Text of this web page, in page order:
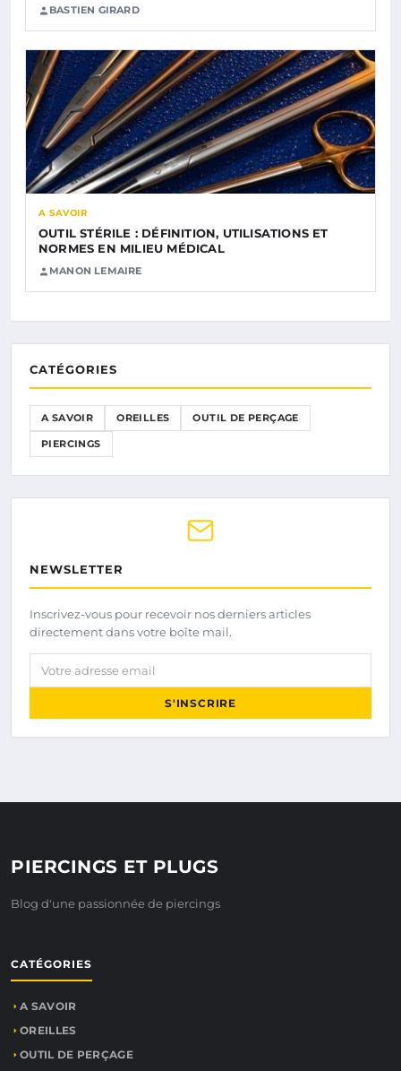
BASTIEN GIRARD
A SAVOIR
OUTIL STÉRILE : DÉFINITION, UTILISATIONS ET
NORMES EN MILIEU MÉDICAL
MANON LEMAIRE
CATÉGORIES
A SAVOIR OREILLES OUTIL DE PERÇAGE
PIERCINGS
NEWSLETTER
Inscrivez-vous pour recevoir nos derniers articles
directement dans votre boîte mail.
Votre adresse email
S'INSCRIRE
PIERCINGS ET PLUGS
Blog d'une passionnée de piercings
CATÉGORIES
A SAVOIR
OREILLES
OUTIL DE PERÇAGE